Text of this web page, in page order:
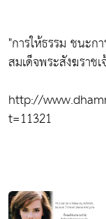
"การให้ธรรม ชนะก
สมเด็จพระสังฆราช
http://
t=11321